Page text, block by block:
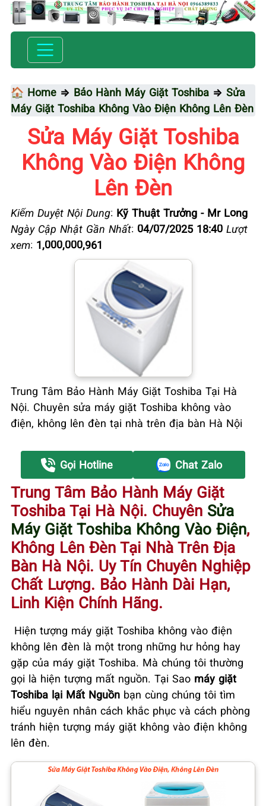
🏠 Home ⇒ Bảo Hành Máy Giặt Toshiba ⇒ Sửa
Máy Giặt Toshiba Không Vào Điện Không Lên Đèn
Sửa Máy Giặt Toshiba
Không Vào Điện Không
Lên Đèn
Kiểm Duyệt Nội Dung: Kỹ Thuật Trưởng - Mr Long
Ngày Cập Nhật Gần Nhất: 04/07/2025 18:40 Lượt
xem: 1,000,000,961
Trung Tâm Bảo Hành Máy Giặt Toshiba Tại Hà
Nội. Chuyên sửa máy giặt Toshiba không vào
điện, không lên đèn tại nhà trên địa bàn Hà Nội
Gọi Hotline Chat Zalo
Trung Tâm Bảo Hành Máy Giặt
Toshiba Tại Hà Nội. Chuyên Sửa
Máy Giặt Toshiba Không Vào Điện,
Không Lên Đèn Tại Nhà Trên Địa
Bàn Hà Nội. Uy Tín Chuyên Nghiệp
Chất Lượng. Bảo Hành Dài Hạn,
Linh Kiện Chính Hãng.
Hiện tượng máy giặt Toshiba không vào điện
không lên đèn là một trong những hư hỏng hay
gặp của máy giặt Toshiba. Mà chúng tôi thường
gọi là hiện tượng mất nguồn. Tại Sao máy giặt
Toshiba lại Mất Nguồn bạn cùng chúng tôi tìm
hiểu nguyên nhân cách khắc phục và cách phòng
tránh hiện tượng máy giặt không vào điện không
lên đèn.